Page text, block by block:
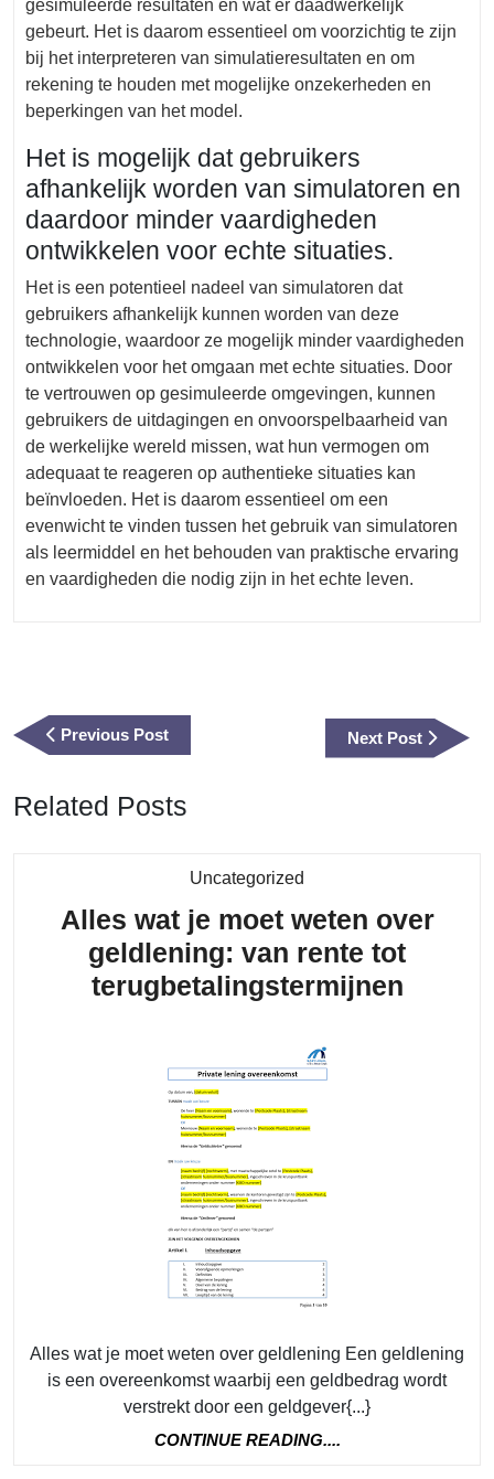
gesimuleerde resultaten en wat er daadwerkelijk
gebeurt. Het is daarom essentieel om voorzichtig te zijn
bij het interpreteren van simulatieresultaten en om
rekening te houden met mogelijke onzekerheden en
beperkingen van het model.
Het is mogelijk dat gebruikers
afhankelijk worden van simulatoren en
daardoor minder vaardigheden
ontwikkelen voor echte situaties.
Het is een potentieel nadeel van simulatoren dat
gebruikers afhankelijk kunnen worden van deze
technologie, waardoor ze mogelijk minder vaardigheden
ontwikkelen voor het omgaan met echte situaties. Door
te vertrouwen op gesimuleerde omgevingen, kunnen
gebruikers de uitdagingen en onvoorspelbaarheid van
de werkelijke wereld missen, wat hun vermogen om
adequaat te reageren op authentieke situaties kan
beïnvloeden. Het is daarom essentieel om een
evenwicht te vinden tussen het gebruik van simulatoren
als leermiddel en het behouden van praktische ervaring
en vaardigheden die nodig zijn in het echte leven.
Previous PostPrevious
Post
Next Post
Next
Post
Related Posts
Uncategorized
Alles wat je moet weten over
geldlening: van rente tot
terugbetalingstermijnenAlles
Alles wat je moet weten over geldlening Een geldlening
is een overeenkomst waarbij een geldbedrag wordt
verstrekt door een geldgever{...}
CONTINUE READING....